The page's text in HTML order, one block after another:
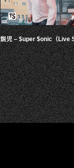
鋭児 – $uper $onic（Live